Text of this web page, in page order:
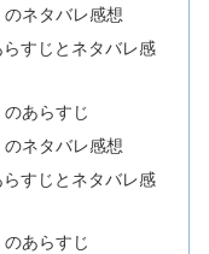
ネタバレ感想
すじとネタバレ感
あらすじ
ネタバレ感想
すじとネタバレ感
あらすじ